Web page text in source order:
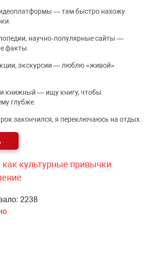
— там быстро нахожу
научно‑популярные сайты —
факты.
экскурсии — люблю «живой»
книжный — ищу книгу, чтобы
глубже.
закончился, я переключаюсь на отдых.
как культурные привычки
2238